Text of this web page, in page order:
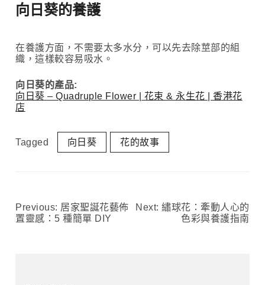
向日葵的養護
在養護方面，不需要太多水分，可以先去除莖部的組
織，這樣較容易吸水。
向日葵的產品:
向日葵 – Quadruple Flower | 花束 & 永生花 | 香港花
店
Tagged 向日葵 花的故事
文
Previous: 居家聖誕花藝佈
置靈感：5 種簡單 DIY
Next: 繡球花：牽動人心的
色彩與養護指南